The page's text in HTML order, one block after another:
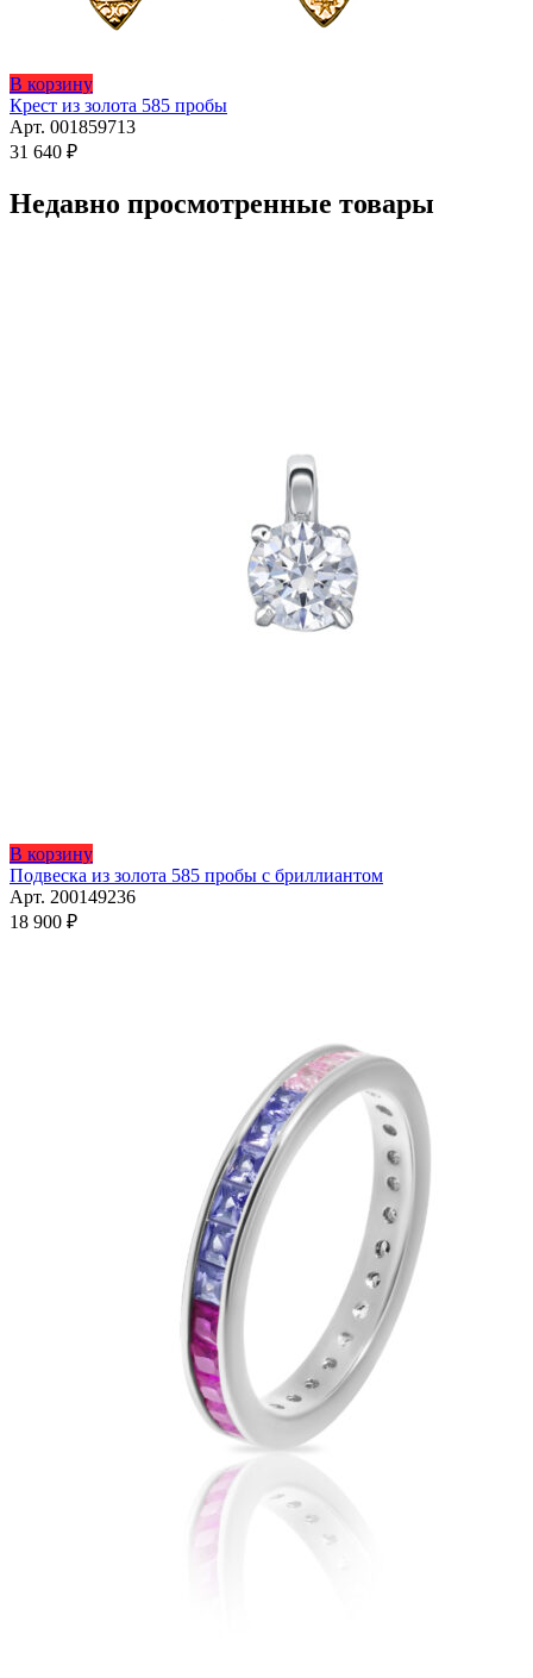
В корзину
Крест из золота 585 пробы
Арт. 001859713
31 640 ₽
Недавно просмотренные товары
В корзинуЭтот
товар
имеет
Подвеска из золота 585 пробы с бриллиантом
Арт. 200149236
18 900 ₽